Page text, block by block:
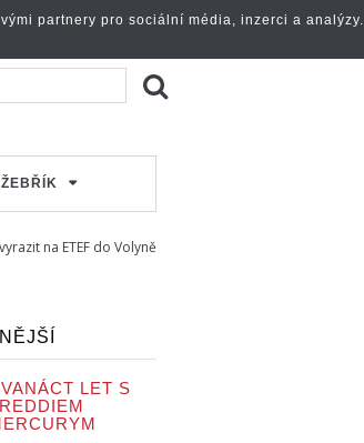
ŽEBŘÍK
na ETEF do Volyně
LET S
partnery pro sociální média, inzerci a analýzy.